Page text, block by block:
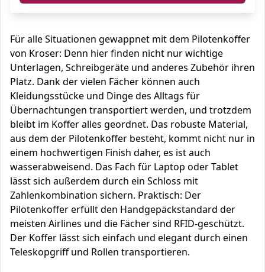
Für alle Situationen gewappnet mit dem Pilotenkoffer
von Kroser: Denn hier finden nicht nur wichtige
Unterlagen, Schreibgeräte und anderes Zubehör ihren
Platz. Dank der vielen Fächer können auch
Kleidungsstücke und Dinge des Alltags für
Übernachtungen transportiert werden, und trotzdem
bleibt im Koffer alles geordnet. Das robuste Material,
aus dem der Pilotenkoffer besteht, kommt nicht nur in
einem hochwertigen Finish daher, es ist auch
wasserabweisend. Das Fach für Laptop oder Tablet
lässt sich außerdem durch ein Schloss mit
Zahlenkombination sichern. Praktisch: Der
Pilotenkoffer erfüllt den Handgepäckstandard der
meisten Airlines und die Fächer sind RFID-geschützt.
Der Koffer lässt sich einfach und elegant durch einen
Teleskopgriff und Rollen transportieren.